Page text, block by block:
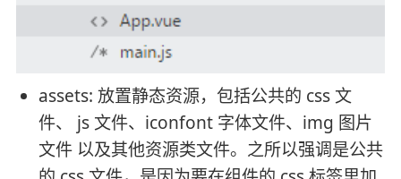
assets: 放置静态资源，包括公共的 css 文
件、 js 文件、iconfont 字体文件、img 图片
文件 以及其他资源类文件。之所以强调是公共